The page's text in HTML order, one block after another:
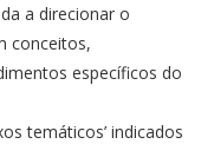
a direcionar o
conceitos,
específicos do
temáticos’ indicados